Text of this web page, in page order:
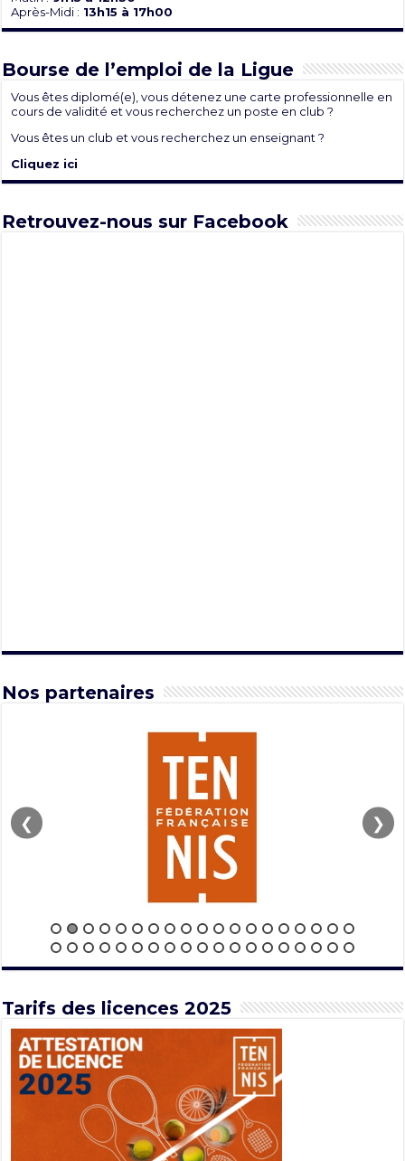
Après-Midi : 13h15 à 17h00
Bourse de l’emploi de la Ligue
Vous êtes diplomé(e), vous détenez une carte professionnelle en
cours de validité et vous recherchez un poste en club ?
Vous êtes un club et vous recherchez un enseignant ?
Cliquez ici
Retrouvez-nous sur Facebook
Nos partenaires
❮ ❯
Tarifs des licences 2025